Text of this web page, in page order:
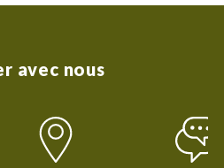
assez
la
tellement sur la
des paysages à
souffle de
avec nous